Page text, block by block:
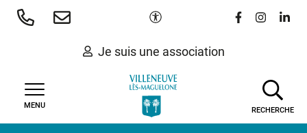
Aller
Paramètres d'accessibilité
Lien vers le
Lien vers
Lien
Je suis une association
MENU
RECHERCHE